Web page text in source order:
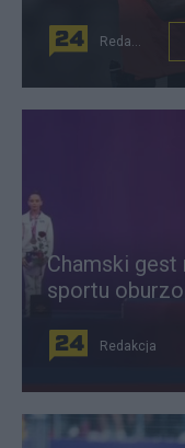
Redakcja
Chamski gest
sportu
Redakcja